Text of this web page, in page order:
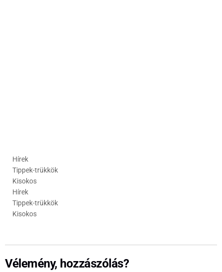
Hírek
Tippek-trükkök
Kisokos
Hírek
Tippek-trükkök
Kisokos
Vélemény, hozzászólás?